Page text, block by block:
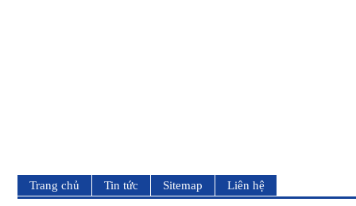
Trang chủ Tin tức Sitemap Liên hệ